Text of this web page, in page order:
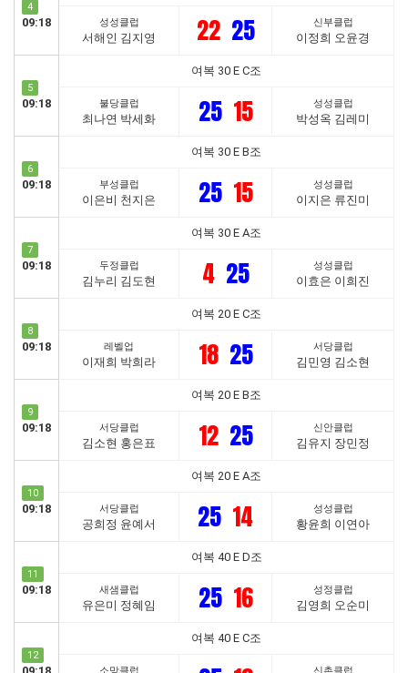
4
09:18 성성클럽
서해인 김지영 22 25 신부클럽
이정희 오윤경
5
09:18
여복 30 E C조
불당클럽
최나연 박세화 25 15 성성클럽
박성옥 김레미
6
09:18
여복 30 E B조
부성클럽
이은비 천지은 25 15 성성클럽
이지은 류진미
7
09:18
여복 30 E A조
두정클럽
김누리 김도현 4 25 성성클럽
이효은 이희진
8
09:18
여복 20 E C조
레벨업
이재희 박희라 18 25 서당클럽
김민영 김소현
9
09:18
여복 20 E B조
서당클럽
김소현 홍은표 12 25 신안클럽
김유지 장민정
10
09:18
여복 20 E A조
서당클럽
공희정 윤예서 25 14 성성클럽
황윤희 이연아
11
09:18
여복 40 E D조
새샘클럽
유은미 정혜임 25 16 성정클럽
김영희 오순미
12
여복 40 E C조